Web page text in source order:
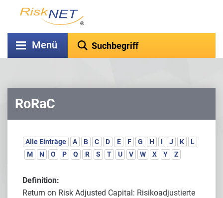
Menü
RoRaC
Alle Einträge A B C D E F G H I J K
L
M
N O P Q R S T U V W X Y Z
Definition:
Return on Risk Adjusted Capital: Risikoadjustierte